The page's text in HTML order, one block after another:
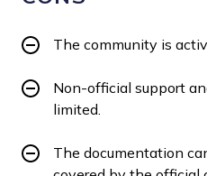
The community is
Non-official support
limited.
The documentation